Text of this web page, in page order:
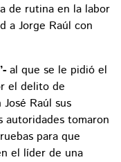
de rutina en la labor
a Jorge Raúl con
al que se le pidió el
el delito de
Raúl sus
autoridades tomaron
para que
el líder de una